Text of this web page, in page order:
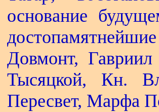
основание
Довмонт,
Тысяцкой, Кн.
Пересвет, Марфа